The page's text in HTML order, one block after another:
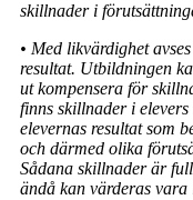
skillnader i
• Med likvärdighet
resultat. Utbildningen
ut kompensera för
finns skillnader i
elevernas resultat som
och därmed olika
Sådana skillnader är
ändå kan värderas vara